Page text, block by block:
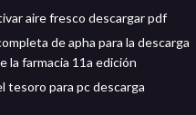
aire fresco descargar pdf
de apha para la descarga
la farmacia 11a edición
tesoro para pc descarga